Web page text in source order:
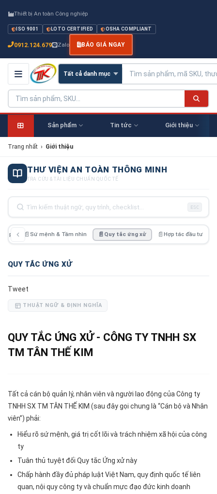
Thiết bị An toàn Công nghiệp
ISO 9001 LOTO CERTIFIED OSHA COMPLIANT
0912.124.679 Zalo BÁO GIÁ NGAY
Sản phẩm Tin tức Giới thiệu
Trang nhất › Giới thiệu
THƯ VIỆN AN TOÀN THÔNG MINH
TRA CỨU & TÀI LIỆU CHUẨN QUỐC TẾ
ESC
📄 Sứ mệnh & Tầm nhìn 📄 Quy tắc ứng xử 📄 Hợp tác đầu tư
QUY TẮC ỨNG XỬ
Tweet
THUẬT NGỮ & ĐỊNH NGHĨA
QUY TẮC ỨNG XỬ - CÔNG TY TNHH SX
TM TÂN THẾ KIM
Tất cả cán bộ quản lý, nhân viên và người lao động của Công ty
TNHH SX TM TÂN THẾ KIM (sau đây gọi chung là “Cán bộ và Nhân
viên”) phải:
Hiểu rõ sứ mệnh, giá trị cốt lõi và trách nhiệm xã hội của công
ty
Tuân thủ tuyệt đối Quy tắc Ứng xử này
Chấp hành đầy đủ pháp luật Việt Nam, quy định quốc tế liên
quan, nội quy công ty và chuẩn mực đạo đức kinh doanh